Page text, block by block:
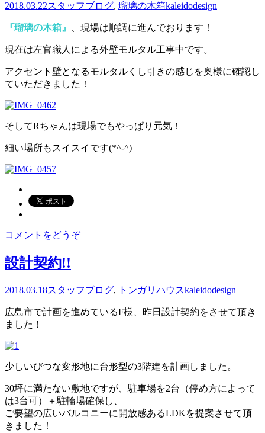
2018.03.22スタッフブログ, 瑠璃の木箱kaleidodesign
『瑠璃の木箱』 、現場は順調に進んでおります！
現在は左官職人による外壁モルタル工事中です。
アクセント壁となるモルタルくし引きの感じを奥様に確認し
ていただきました！
そしてRちゃんは現場でもやっぱり元気！
細い場所もスイスイです(*^-^)
コメントをどうぞ
設計契約!!
2018.03.18スタッフブログ, トンガリハウスkaleidodesign
広島市で計画を進めているF様、昨日設計契約をさせて頂き
ました！
少しいびつな変形地に台形型の3階建を計画しました。
30坪に満たない敷地ですが、駐車場を2台（停め方によって
は3台可）＋駐輪場確保し、
ご要望の広いバルコニーに開放感あるLDKを提案させて頂
きました！